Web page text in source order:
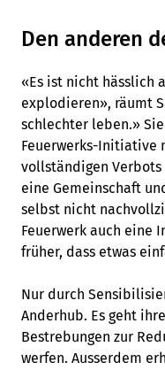
Den anderen
«Es ist nicht hässlich
explodieren», räumt
schlechter leben.»
Feuerwerks-Initiative
vollständigen Verbots
eine Gemeinschaft
selbst nicht
Feuerwerk auch eine
früher, dass etwas
Nur durch
Anderhub. Es geht
Bestrebungen zur
werfen. Ausserdem